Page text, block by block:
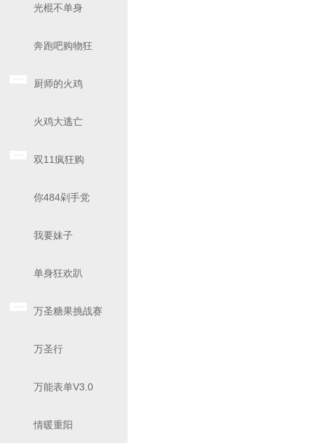
光棍不单身
奔跑吧购物狂
厨师的火鸡
火鸡大逃亡
双11疯狂购
你484剁手党
我要妹子
单身狂欢趴
万圣糖果挑战赛
万圣行
万能表单V3.0
情暖重阳